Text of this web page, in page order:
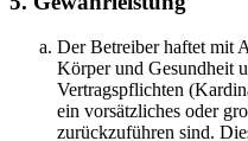
Der Betreiber haftet mit
Körper und Gesundheit
Vertragspflichten
ein vorsätzliches oder
zurückzuführen sind.